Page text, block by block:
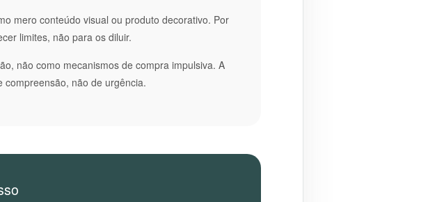
mero conteúdo visual ou produto decorativo. Por
limites, não para os diluir.
não como mecanismos de compra impulsiva. A
não de urgência.